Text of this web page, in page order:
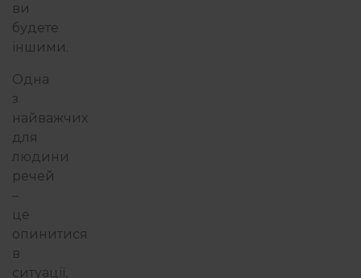
ви
будете
іншими.
Одна
з
найважчих
для
людини
речей
–
це
опинитися
в
ситуації,